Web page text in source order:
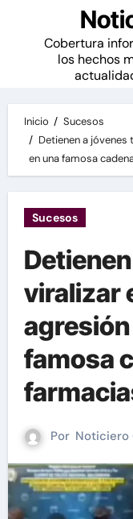
Cobertura
los hechos
Inicio
Sucesos
Detienen a jóvenes
en una famosa
Sucesos
viralizar
agresión
famosa
Por Noticiero